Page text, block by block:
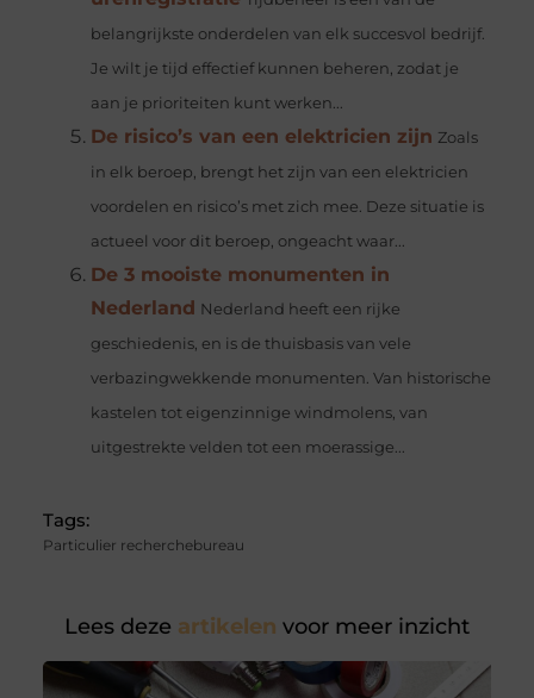
belangrijkste onderdelen van elk succesvol bedrijf.
Je wilt je tijd effectief kunnen beheren, zodat je
aan je prioriteiten kunt werken...
De risico’s van een elektricien zijn Zoals
in elk beroep, brengt het zijn van een elektricien
voordelen en risico’s met zich mee. Deze situatie is
actueel voor dit beroep, ongeacht waar...
De 3 mooiste monumenten in
Nederland Nederland heeft een rijke
geschiedenis, en is de thuisbasis van vele
verbazingwekkende monumenten. Van historische
kastelen tot eigenzinnige windmolens, van
uitgestrekte velden tot een moerassige...
Tags:
Particulier recherchebureau
Lees deze artikelen voor meer inzicht